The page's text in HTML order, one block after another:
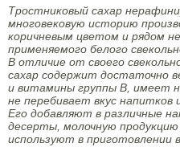
Тростниковый сахар
многовековую историю
коричневым цветом и рядом
применяемого белого
В отличие от своего
сахар содержит достаточно
и витамины группы В, имеет
не перебивает вкус
Его добавляют в различные
десерты, молочную
используют в приготовлении